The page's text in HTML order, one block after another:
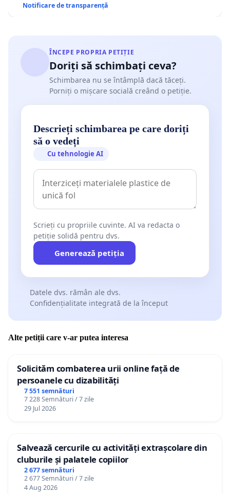
Notificare de transparență
ÎNCEPE PROPRIA PETIȚIE
Doriți să schimbați ceva?
Schimbarea nu se întâmplă dacă tăceți.
Porniți o mișcare socială creând o petiție.
Descrieți schimbarea pe care doriți
să o vedeți
Cu tehnologie AI
Scrieți cu propriile cuvinte. AI va redacta o
petiție solidă pentru dvs.
Generează petiția
Datele dvs. rămân ale dvs.
Confidențialitate integrată de la început
Alte petiții care v-ar putea interesa
Solicităm combaterea urii online față de
persoanele cu dizabilități
7 551 semnături
7 228 Semnături / 7 zile
29 Jul 2026
Salvează cercurile cu activități extrașcolare din
cluburile și palatele copiilor
2 677 semnături
2 677 Semnături / 7 zile
4 Aug 2026